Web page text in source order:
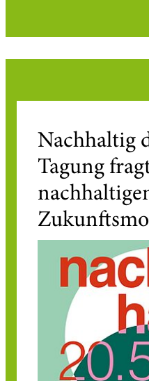
Nachhaltig
Tagung